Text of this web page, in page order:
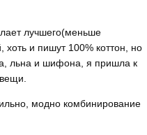
лучшего(меньше
хоть и пишут 100% коттон, но
льна и шифона, я пришла к
модно комбинирование